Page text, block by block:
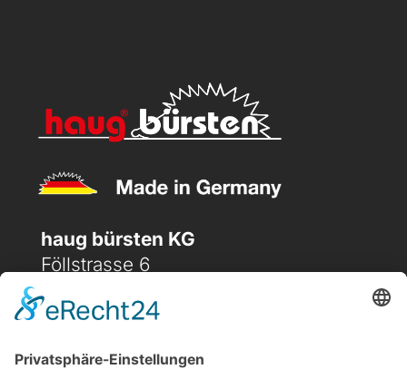
haug bürsten KG
Föllstrasse 6
D-86343 Königsbrunn
 (+49) 08231 / 96 30 96